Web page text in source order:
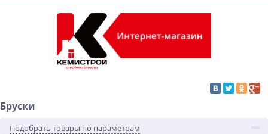
Бруски
Подобрать товары по параметрам